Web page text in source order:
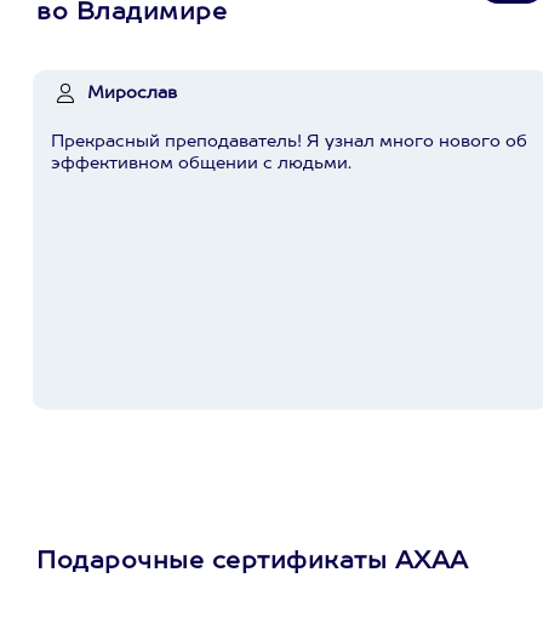
во Владимире
Мирослав
Прекрасный преподаватель! Я узнал много нового об
эффективном общении с людьми.
Подарочные сертификаты АХАА